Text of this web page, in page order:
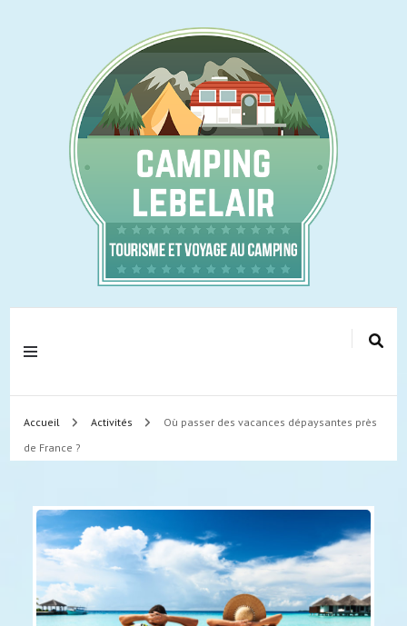
camping-lebelair.fr
Tourisme et voyage au camping !
Accueil Activités
Où passer des vacances dépaysantes près
de France ?